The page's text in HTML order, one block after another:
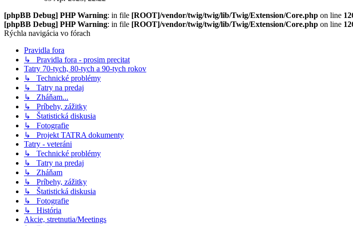
[phpBB Debug] PHP Warning: in file [ROOT]/vendor/twig/twig/lib/Twig/Extension/Core.php on line
[phpBB Debug] PHP Warning: in file [ROOT]/vendor/twig/twig/lib/Twig/Extension/Core.php on line
Rýchla navigácia vo fórach
Pravidla fora
↳ Pravidla fora - prosim precitat
Tatry 70-tych, 80-tych a 90-tych rokov
↳ Technické problémy
↳ Tatry na predaj
↳ Zháňam...
↳ Príbehy, zážitky
↳ Štatistická diskusia
↳ Fotografie
↳ Projekt TATRA dokumenty
Tatry - veteráni
↳ Technické problémy
↳ Tatry na predaj
↳ Zháňam
↳ Príbehy, zážitky
↳ Štatistická diskusia
↳ Fotografie
↳ História
Akcie, stretnutia/Meetings